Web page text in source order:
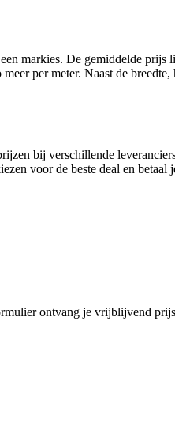
markies. De gemiddelde prijs
per meter. Naast de
bij verschillende
voor de beste deal en
ontvang je vrijblijvend